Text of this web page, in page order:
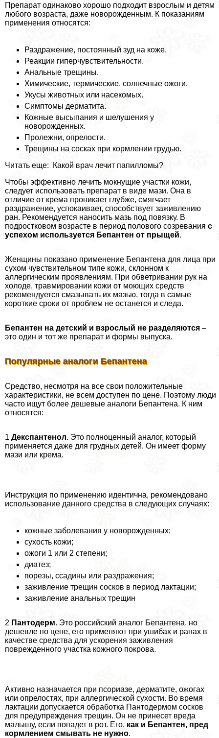
Препарат одинаково хорошо подходит взрослым и детям
любого возраста, даже новорожденным. К показаниям
применения относятся:
Раздражение, постоянный зуд на коже.
Реакции гиперчувствительности.
Анальные трещины.
Химические, термические, солнечные ожоги.
Укусы животных или насекомых.
Симптомы дерматита.
Кожные высыпания и шелушения у
новорожденных.
Пролежни, опрелости.
Трещины на сосках при кормлении гpyдью.
Читать еще: Какой врач лечит папилломы?
Чтобы эффективно лечить мокнущие участки кожи,
следует использовать препарат в виде мази. Она в
отличие от крема проникает глубже, смягчает
раздражение, успокаивает, способствует заживлению
ран. Рекомендуется наносить мазь под повязку. В
подростковом возрасте в период пoлoвoго созревания с
успехом используется Бепантен от прыщей.
Женщины показано применение Бепантена для лица при
сухом чувствительном типе кожи, склонном к
аллергическим проявлениям. При обветривании рук на
холоде, травмировании кожи от моющих средств
рекомендуется смазывать их мазью, тогда в самые
короткие сроки от проблем не останется и следа.
Бепантен на детский и взрослый не разделяются –
это один и тот же препарат и формы выпуска.
Популярные аналоги Бепантена
Средство, несмотря на все свои положительные
хаpaктеристики, не всем доступен по цене. Поэтому люди
часто ищут более дешевые аналоги Бепантена. К ним
относятся:
1 Декспантенол. Это полноценный аналог, который
применяется даже для грудных детей. Он имеет форму
мази или крема.
Инструкция по применению идентична, рекомендовано
использование данного средства в следующих случаях:
кожные заболевания у новорожденных;
сухость кожи;
ожоги 1 или 2 степени;
диатез;
порезы, ссадины или раздражения;
заживление трещин сосков в период лактации;
заживление aнaльных трещин
2 Пантодерм. Это российский аналог Бепантена, но
дешевле по цене, его применяют при ушибах и ранах в
качестве средства для ускорения заживления
поврежденного участка кожного покрова.
Активно назначается при псориазе, дерматите, ожогах
или опрелостях, при аллергической сухости. Во время
лактации допускается обработка Пантодермом сосков
для предупреждения трещин. Он не принесет вреда
малышу, если попадет в рот. Его, как и Бепантен, пред
кормлением смывать не нужно.